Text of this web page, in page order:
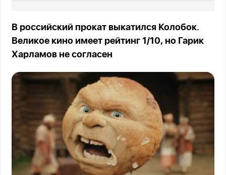
В российский прокат выкатился Колобок.
Великое кино имеет рейтинг 1/10, но Гарик
Харламов не согласен